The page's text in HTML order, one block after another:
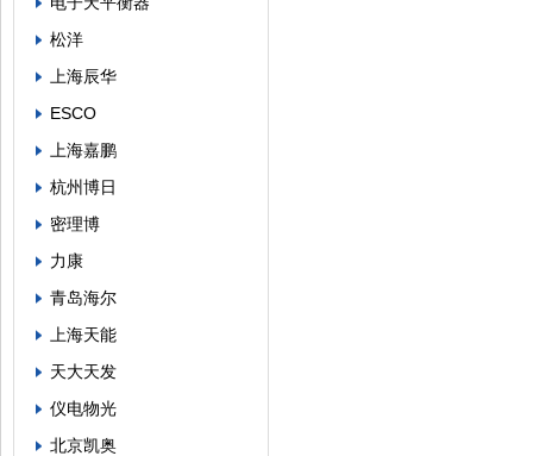
松洋
上海辰华
ESCO
上海嘉鹏
杭州博日
密理博
力康
青岛海尔
上海天能
天大天发
仪电物光
北京凯奥